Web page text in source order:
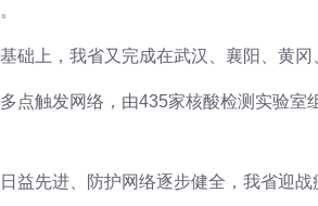
础上，我省又完成在武汉、襄阳、黄
点触发网络，由435家核酸检测实验
益先进、防护网络逐步健全，我省迎